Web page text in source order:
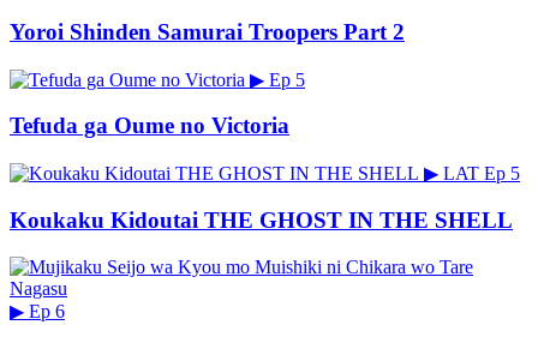
Yoroi Shinden Samurai Troopers Part 2
▶ Ep 5
Tefuda ga Oume no Victoria
▶ LAT Ep 5
Koukaku Kidoutai THE GHOST IN THE SHELL
▶ Ep 6